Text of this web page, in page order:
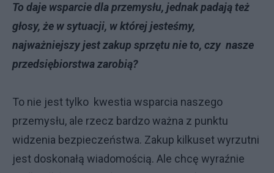
To daje wsparcie dla przemysłu, jednak padają też
głosy, że w sytuacji, w której jesteśmy,
najważniejszy jest zakup sprzętu nie to, czy nasze
przedsiębiorstwa zarobią?
To nie jest tylko kwestia wsparcia naszego
przemysłu, ale rzecz bardzo ważna z punktu
widzenia bezpieczeństwa. Zakup kilkuset wyrzutni
jest doskonałą wiadomością. Ale chcę wyraźnie